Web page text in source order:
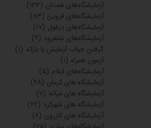
آزمایشگاه‌های همدان (۱۳۴)
آزمایشگاه‌های قزوین (۸۳)
آزمایشگاه‌های دزفول (۱۷)
آزمایشگاه‌های شاهرود (۹)
گرفتن جواب آزمایش با بارکد (۱)
آزمون همراه (۱)
آزمایشگاه‌های ایلام (۵)
آزمایشگاه های کرمان (۶۸)
آزمایشگاه های میانه (۱۱)
آزمایشگاه های شهرکرد (۲۲)
آزمایشگاه های کازرون (۶)